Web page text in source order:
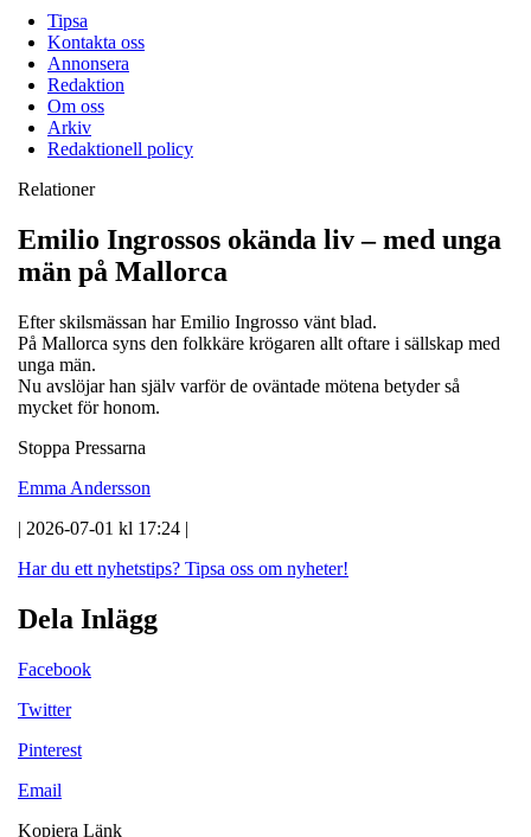
Tipsa
Kontakta oss
Annonsera
Redaktion
Om oss
Arkiv
Redaktionell policy
Relationer
Emilio Ingrossos okända liv – med unga
män på Mallorca
Efter skilsmässan har Emilio Ingrosso vänt blad.
På Mallorca syns den folkkäre krögaren allt oftare i sällskap med
unga män.
Nu avslöjar han själv varför de oväntade mötena betyder så
mycket för honom.
Stoppa Pressarna
Emma Andersson
| 2026-07-01 kl 17:24 |
Har du ett nyhetstips? Tipsa oss om nyheter!
Dela Inlägg
Facebook
Twitter
Pinterest
Email
Kopiera Länk